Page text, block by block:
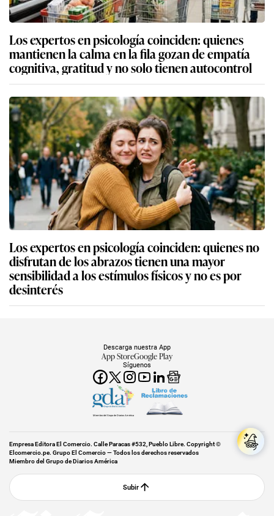
Los expertos en psicología coinciden: quienes
mantienen la calma en la fila gozan de empatía
cognitiva, gratitud y no solo tienen autocontrol
Los expertos en psicología coinciden: quienes no
disfrutan de los abrazos tienen una mayor
sensibilidad a los estímulos físicos y no es por
desinterés
Síguenos
Descarga nuestra App
App StoreGoogle Play
Miembro del Grupo de Diarios América
Empresa Editora El Comercio. Calle Paracas #532, Pueblo Libre. Copyright ©
Elcomercio.pe. Grupo El Comercio — Todos los derechos reservados
Miembro del Grupo de Diarios América
Subir